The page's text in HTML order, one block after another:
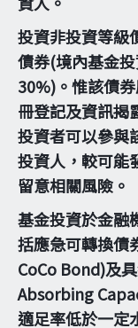
投資非投資等級
債券(境內基金
30%)。惟該債
冊登記及資訊揭
投資者可以參與
投資人，較可能
留意相關風險。
基金投資於金融
括應急可轉換
CoCo Bond)及
Absorbing
適足率低於一定